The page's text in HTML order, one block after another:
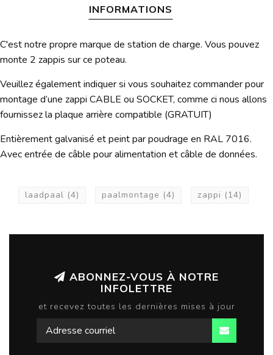
INFORMATIONS
C'est notre propre marque de station de charge. Vous pouvez
monte 2 zappis sur ce poteau.
Veuillez également indiquer si vous souhaitez commander pour
montage d’une zappi CABLE ou SOCKET, comme ci nous allons
fournissez la plaque arrière compatible (GRATUIT)
Entièrement galvanisé et peint par poudrage en RAL 7016.
Avec entrée de câble pour alimentation et câble de données.
laadpaal (4) paalmontage (4) zappi (14)
ABONNEZ-VOUS À NOTRE
INFOLETTRE
et recevez toutes les dernières mises à jour